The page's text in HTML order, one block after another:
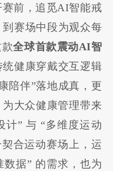
前，追觅AI智能戒
赛场中段为观众每
款全球首款震动AI智
统健康穿戴交互逻辑
陪伴”落地成真，更
为大众健康管理带来
计” 与 “多维度运动
合运动赛场上，运
据” 的需求，也为